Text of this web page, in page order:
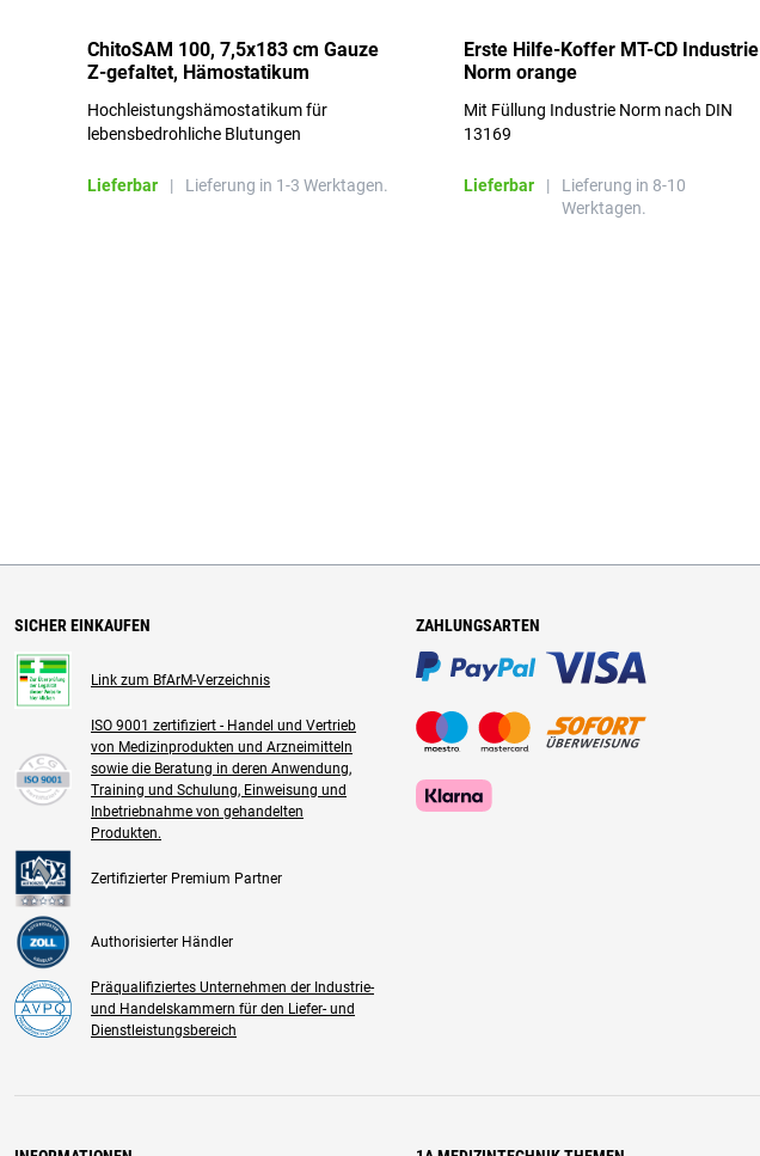
ChitoSAM 100, 7,5x183 cm Gauze
Z-gefaltet, Hämostatikum
Hochleistungshämostatikum für
lebensbedrohliche Blutungen
Lieferbar | Lieferung in 1-3 Werktagen.
Erste Hilfe-Koffer MT-CD Industrie
Norm orange
Mit Füllung Industrie Norm nach DIN
13169
Lieferbar |
Lieferung in 8-10
Werktagen.
SICHER EINKAUFEN
Link zum BfArM-Verzeichnis
ISO 9001 zertifiziert - Handel und Vertrieb
von Medizinprodukten und Arzneimitteln
sowie die Beratung in deren Anwendung,
Training und Schulung, Einweisung und
Inbetriebnahme von gehandelten
Produkten.
Zertifizierter Premium Partner
Authorisierter Händler
Präqualifiziertes Unternehmen der Industrie-
und Handelskammern für den Liefer- und
Dienstleistungsbereich
ZAHLUNGSARTEN